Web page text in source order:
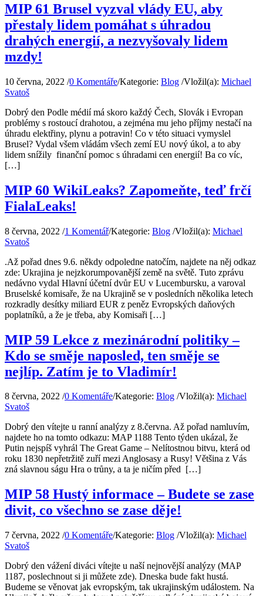
MIP 61 Brusel vyzval vlády EU, aby
přestaly lidem pomáhat s úhradou
drahých energií, a nezvyšovaly lidem
mzdy!
10 června, 2022 /0 Komentáře/Kategorie: Blog /Vložil(a): Michael
Svatoš
Dobrý den Podle médií má skoro každý Čech, Slovák i Evropan
problémy s rostoucí drahotou, a zejména mu jeho příjmy nestačí na
úhradu elektřiny, plynu a potravin! Co v této situaci vymyslel
Brusel? Vydal všem vládám všech zemí EU nový úkol, a to aby
lidem snížily finanční pomoc s úhradami cen energií! Ba co víc,
[…]
MIP 60 WikiLeaks? Zapomeňte, teď frčí
FialaLeaks!
8 června, 2022 /1 Komentář/Kategorie: Blog /Vložil(a): Michael
Svatoš
.Až pořad dnes 9.6. někdy odpoledne natočím, najdete na něj odkaz
zde: Ukrajina je nejzkorumpovanější země na světě. Tuto zprávu
nedávno vydal Hlavní účetní dvůr EU v Lucembursku, a varoval
Bruselské komisaře, že na Ukrajině se v posledních několika letech
rozkradly desítky miliard EUR z peněz Evropských daňových
poplatníků, a že je třeba, aby Komisaři […]
MIP 59 Lekce z mezinárodní politiky –
Kdo se směje naposled, ten směje se
nejlíp. Zatím je to Vladimír!
8 června, 2022 /0 Komentáře/Kategorie: Blog /Vložil(a): Michael
Svatoš
Dobrý den vítejte u ranní analýzy z 8.června. Až pořad namluvím,
najdete ho na tomto odkazu: MAP 1188 Tento týden ukázal, že
Putin nejspíš vyhrál The Great Game – Nelítostnou bitvu, která od
roku 1830 nepřetržitě zuří mezi Anglosasy a Rusy! Většina z Vás
zná slavnou ságu Hra o trůny, a ta je ničím před […]
MIP 58 Hustý informace – Budete se zase
divit, co všechno se zase děje!
7 června, 2022 /0 Komentáře/Kategorie: Blog /Vložil(a): Michael
Svatoš
Dobrý den vážení diváci vítejte u naší nejnovější analýzy (MAP
1187, poslechnout si ji můžete zde). Dneska bude fakt hustá.
Budeme se věnovat jak evropským, tak ukrajinským událostem. Na